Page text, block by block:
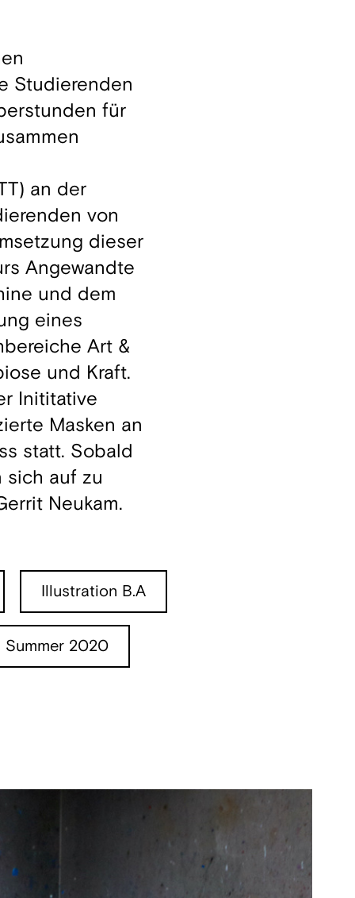
Studierenden
für
an der
von
dieser
Angewandte
und dem
eines
Art &
und Kraft.
Inititative
Masken an
statt. Sobald
sich auf zu
Neukam.
Illustration B.A
Summer 2020